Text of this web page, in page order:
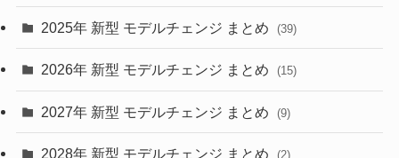
(9)
(4)
(1)
2025年 新型 モデルチェンジ まとめ (39)
2026年 新型 モデルチェンジ まとめ (15)
2027年 新型 モデルチェンジ まとめ (9)
2028年 新型 モデルチェンジ まとめ (2)